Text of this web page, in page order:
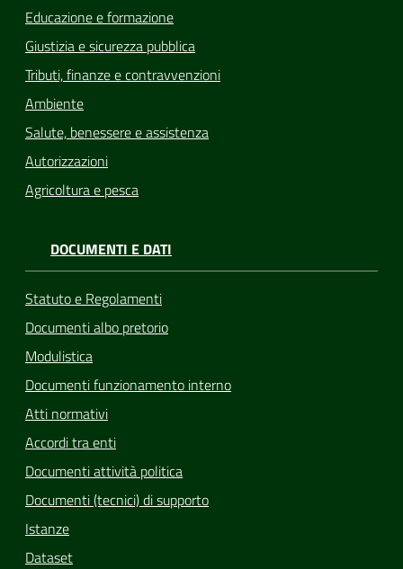
Educazione e formazione
Giustizia e sicurezza pubblica
Tributi, finanze e contravvenzioni
Ambiente
Salute, benessere e assistenza
Autorizzazioni
Agricoltura e pesca
DOCUMENTI E DATI
Statuto e Regolamenti
Documenti albo pretorio
Modulistica
Documenti funzionamento interno
Atti normativi
Accordi tra enti
Documenti attività politica
Documenti (tecnici) di supporto
Istanze
Dataset